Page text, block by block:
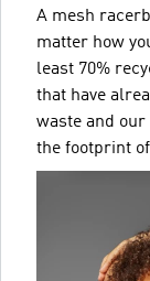
A mesh
matter how
least 70%
that have
waste and
the footprint